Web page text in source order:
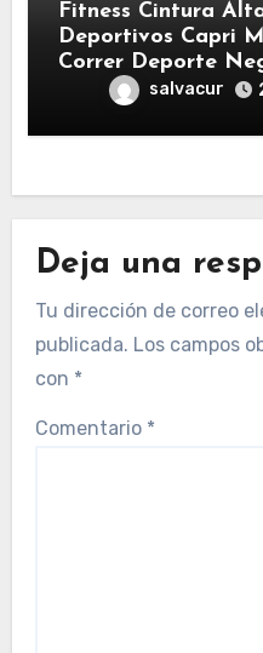
Fitness Cintura
Deportivos Capri
Correr Deporte
salvacur
Deja una
Tu dirección de correo
publicada. Los campos
con *
Comentario *